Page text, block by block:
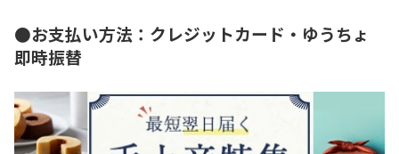
●お支払い方法：クレジットカード・ゆうちょ
即時振替